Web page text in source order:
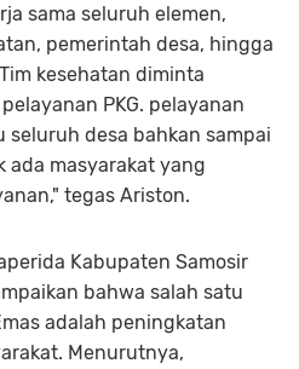
sama seluruh elemen,
pemerintah desa, hingga
kesehatan diminta
PKG. pelayanan
seluruh desa bahkan sampai
ada masyarakat yang
tegas Ariston.
Kabupaten Samosir
bahwa salah satu
adalah peningkatan
Menurutnya,